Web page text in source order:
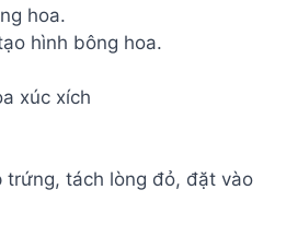
hoa.
xúc xích
tách lòng đỏ, đặt vào